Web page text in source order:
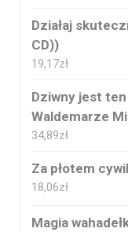
Działaj
CD))
19,17zł
Dziwny jest
Waldemarze
34,89zł
Za płotem
18,06zł
Magia